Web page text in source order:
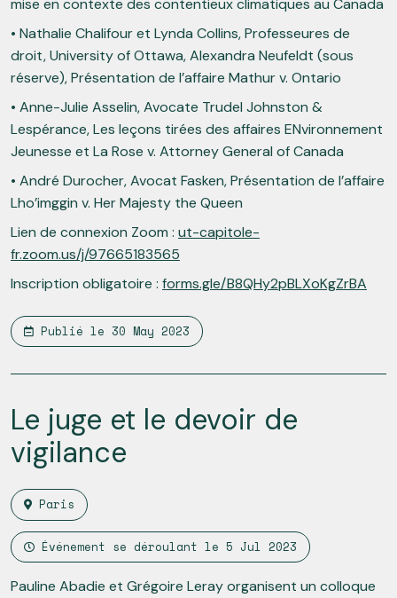
mise en contexte des contentieux climatiques au Canada
• Nathalie Chalifour et Lynda Collins, Professeures de
droit, University of Ottawa, Alexandra Neufeldt (sous
réserve), Présentation de l’affaire Mathur v. Ontario
• Anne-Julie Asselin, Avocate Trudel Johnston &
Lespérance, Les leçons tirées des affaires ENvironnement
Jeunesse et La Rose v. Attorney General of Canada
• André Durocher, Avocat Fasken, Présentation de l’affaire
Lho’imggin v. Her Majesty the Queen
Lien de connexion Zoom : ut-capitole-
fr.zoom.us/j/97665183565
Inscription obligatoire : forms.gle/B8QHy2pBLXoKgZrBA
Publié le 30 May 2023
Le juge et le devoir de
vigilance
Paris
Événement se déroulant le 5 Jul 2023
Pauline Abadie et Grégoire Leray organisent un colloque